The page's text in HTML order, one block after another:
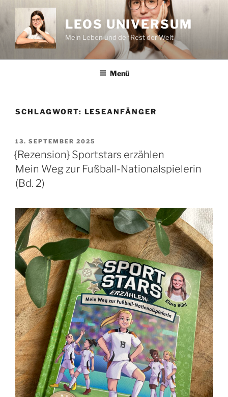
Zum
springen
LEOS UNIVERSUM
Mein Leben und der Rest der Welt
Menü
SCHLAGWORT: LESEANFÄNGER
VERÖFFENTLICHT
AM
13. SEPTEMBER 2025
{Rezension} Sportstars erzählen
Mein Weg zur Fußball-Nationalspielerin
(Bd. 2)